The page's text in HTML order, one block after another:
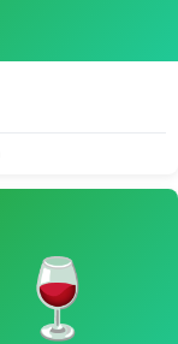
🍷